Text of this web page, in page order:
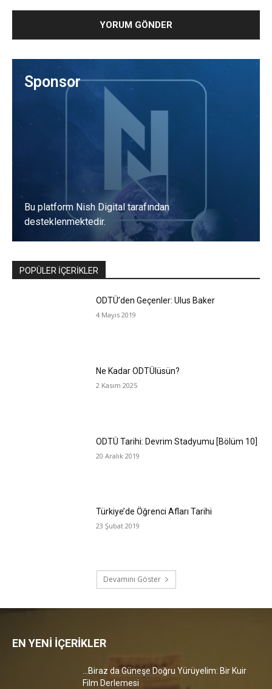
Sponsor
Bu platform Nish Digital tarafından
desteklenmektedir.
POPÜLER İÇERİKLER
ODTÜ’den Geçenler: Ulus Baker
4 Mayıs 2019
Ne Kadar ODTÜlüsün?
2 Kasım 2025
ODTÜ Tarihi: Devrim Stadyumu [Bölüm 10]
20 Aralık 2019
Türkiye’de Öğrenci Afları Tarihi
23 Şubat 2019
Devamını Göster
EN YENİ İÇERİKLER
…Biraz da Güneşe Doğru Yürüyelim: Bir Kuir
Film Derlemesi